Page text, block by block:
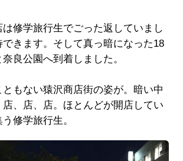
修学旅行生でごった返していまし
きます。そして真っ暗になった18
良公園へ到着しました。
もない猿沢商店街の姿が。暗い中
、店、店。ほとんどが開店してい
修学旅行生。